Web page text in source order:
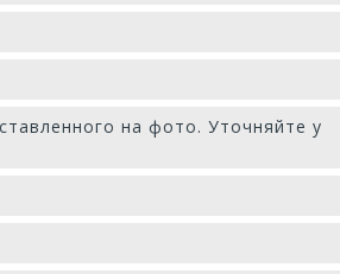
на фото. Уточняйте у